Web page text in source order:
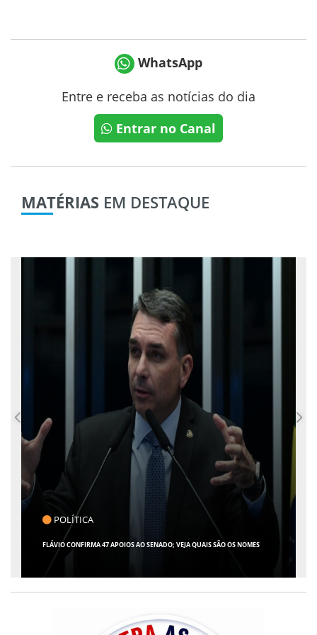
WhatsApp
Entre e receba as notícias do dia
Entrar no Canal
MATÉRIAS EM DESTAQUE
POLÍTICA
FLÁVIO CONFIRMA 47 APOIOS AO SENADO; VEJA QUAIS SÃO OS NOMES